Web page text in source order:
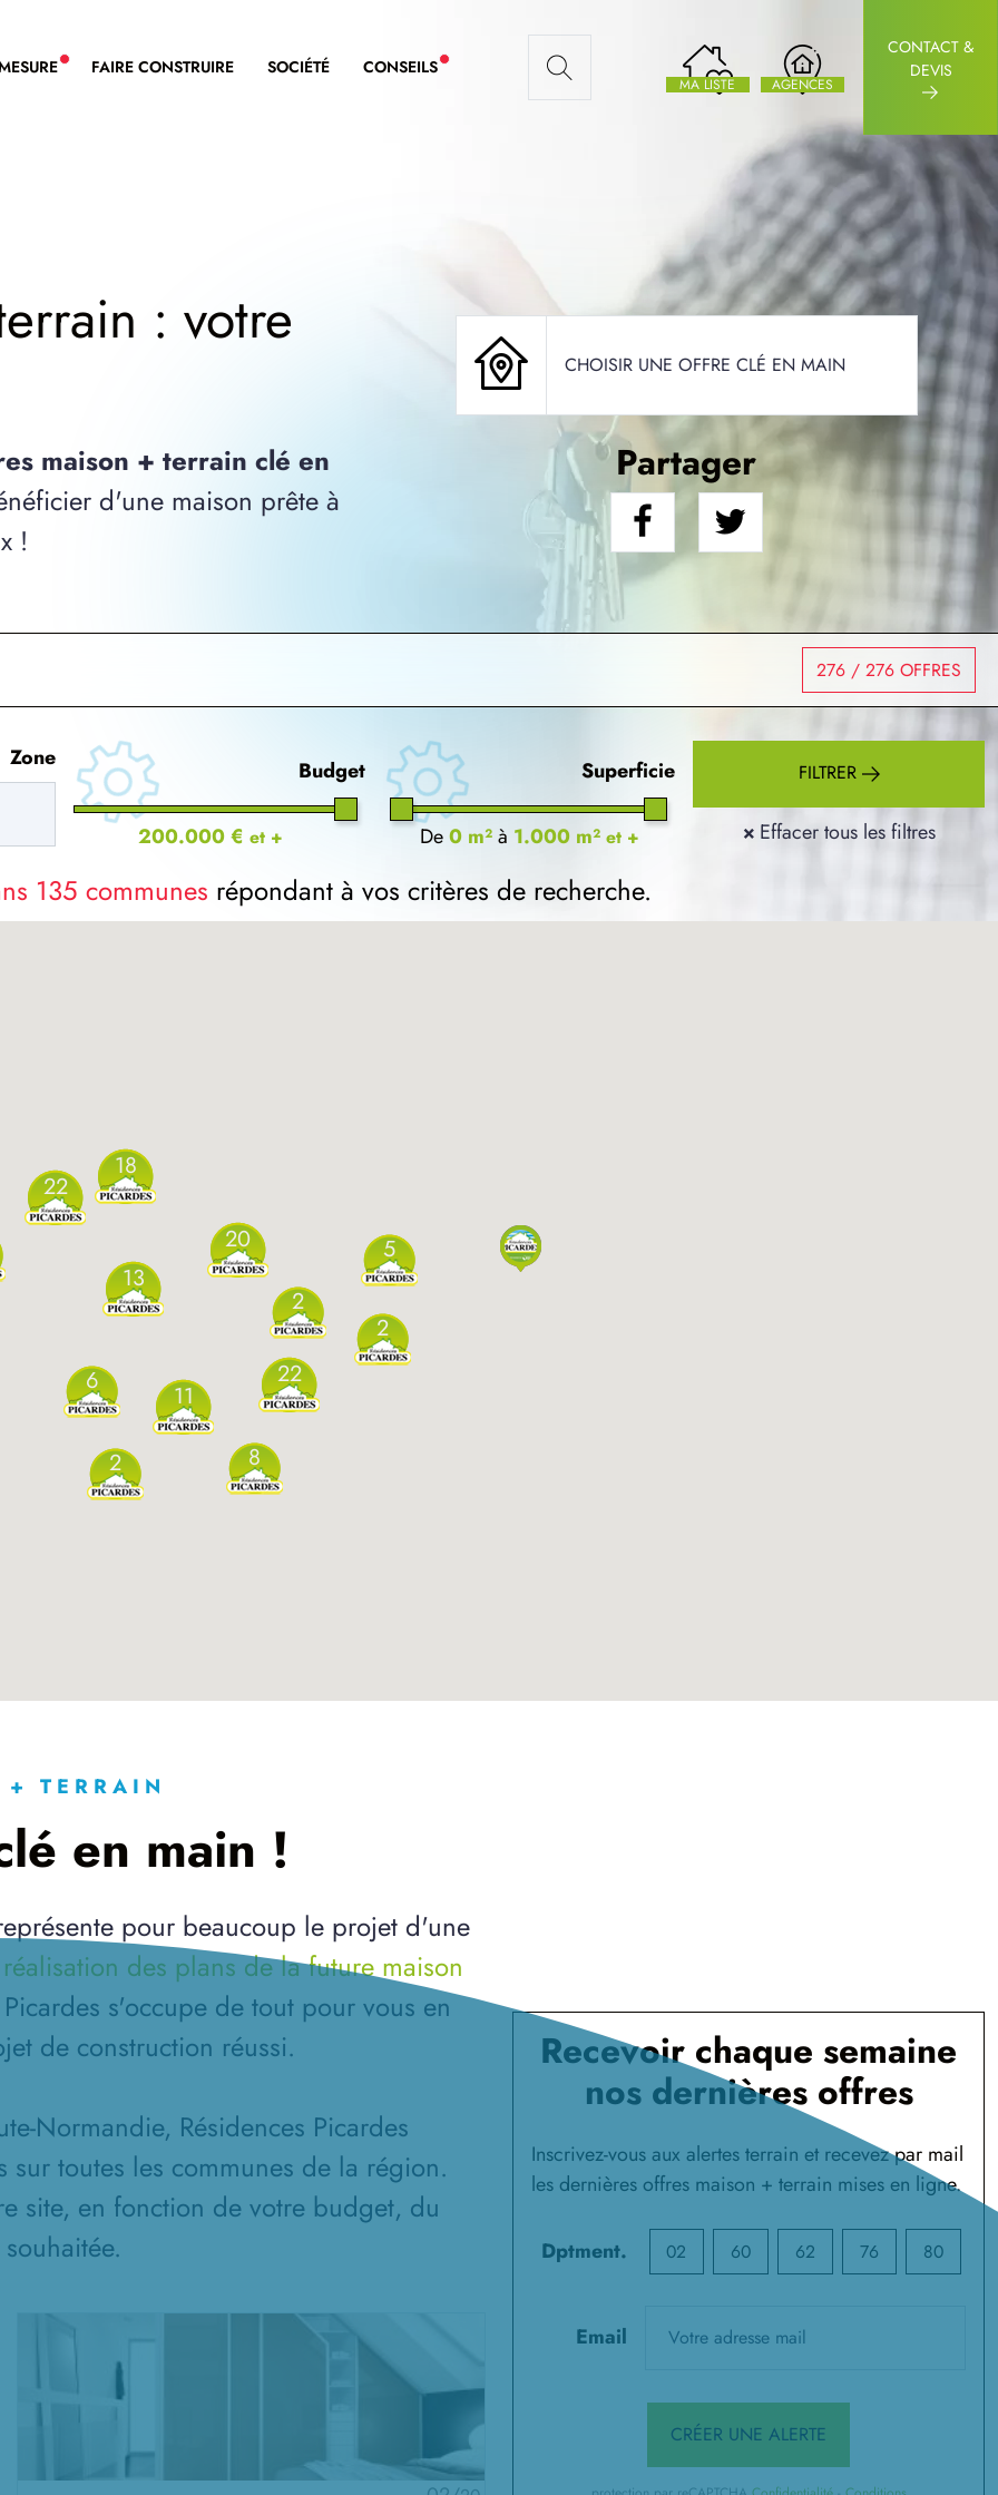
NOUVEAU SERVICE BDL EXTENSION
FAIRE CONSTRUIRE SOCIÉTÉ CONSEILS NOUVEAUX ARTICLES
MA LISTE AGENCES
CONTACT &
DEVIS
: votre
maison + terrain clé en
d'une maison prête à
!
CHOISIR UNE OFFRE CLÉ EN MAIN
Partager
276 / 276 OFFRES
Zone Budget
200.000 € et +
Superficie
De0 m²à 1.000 m² et +
FILTRER
× Effacer tous les filtres
135 communes répondant à vos critères de recherche.
22
6 11
18
20
13
2
22
8
2
5
2
TERRAIN
en main !
pour beaucoup le projet d'une
réalisation des plans de la future maison
s'occupe de tout pour vous en
de construction réussi.
Normandie, Résidences Picardes
sur toutes les communes de la région.
site, en fonction de votre budget, du
Recevoir chaque semaine
nos dernières offres
Inscrivez-vous aux alertes terrain et recevez par mail
les dernières offres maison + terrain mises en ligne.
Dptment. 02 60 62 76 80
Email
CRÉER UNE ALERTE